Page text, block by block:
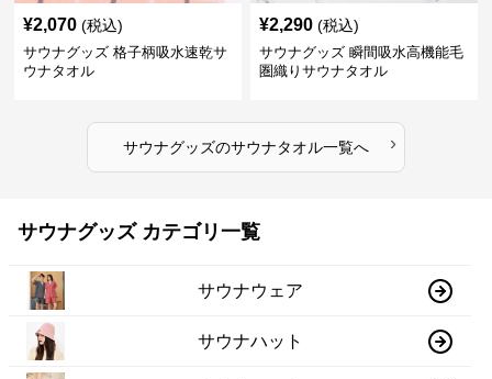
¥2,070 (税込)
サウナグッズ 格子柄吸水速乾サ
ウナタオル
¥2,290 (税込)
サウナグッズ 瞬間吸水高機能毛
圏織りサウナタオル
サウナグッズのサウナタオル一覧へ ›
サウナグッズ カテゴリ一覧
サウナウェア
サウナハット